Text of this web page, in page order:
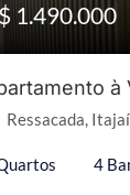
1.490.000
à
Ressacada,
4